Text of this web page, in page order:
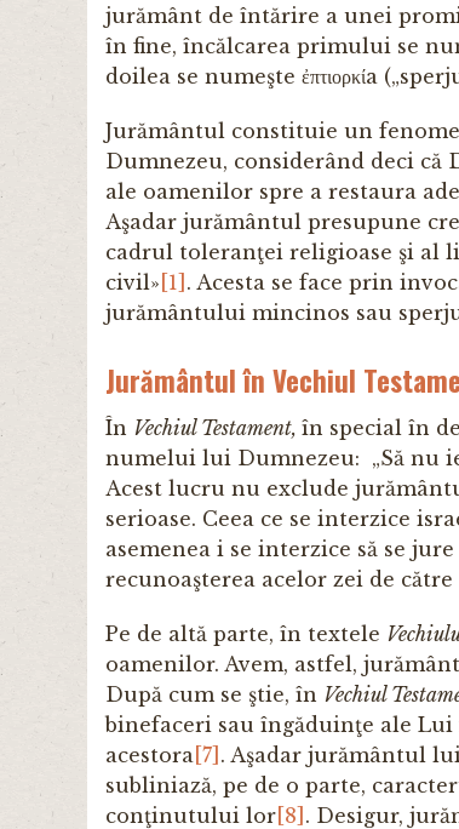
jurământ de întărire a unei
în fine, încălcarea primului se
doilea se numeşte ἐπτιορκίa
Jurământul constituie un
Dumnezeu, considerând deci
ale oamenilor spre a restaura
Aşadar jurământul presupune
cadrul toleranţei religioase şi al
civil» [1] . Acesta se face prin
jurământului mincinos sau
Jurământul în Vechiul
În Vechiul Testament, în special în
numelui lui Dumnezeu: „Să nu
Acest lucru nu exclude
serioase. Ceea ce se interzice
asemenea i se interzice să se
recunoaşterea acelor zei de
Pe de altă parte, în textele
oamenilor. Avem, astfel,
După cum se ştie, în Vechiul
binefaceri sau îngăduinţe ale
acestora [7] . Aşadar jurământul
subliniază, pe de o parte,
conţinutului lor[8] . Desigur,